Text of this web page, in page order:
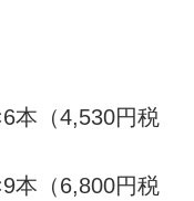
本（4,530円税
本（6,800円税